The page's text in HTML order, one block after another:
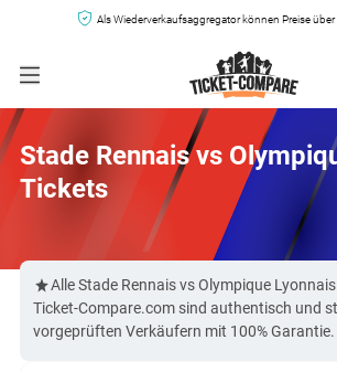
Als Wiederverkaufsaggregator können Preise über
Stade Rennais vs
Tickets
Alle Stade Rennais vs Olympique
Ticket-Compare.com sind authentisch und
vorgeprüften Verkäufern mit 100% Garantie.